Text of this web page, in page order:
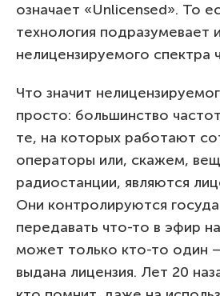
означает «Unlicensed». То
технология подразумевает
нелицензируемого спектра
Что значит
просто: большинство
те, на которых работают
операторы или, скажем,
радиостанции, являются
Они контролируются
передавать что-то в эфир
может только кто-то один
выдана лицензия. Лет 20